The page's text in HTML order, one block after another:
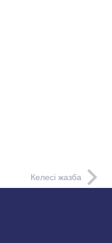
Келесі жазба